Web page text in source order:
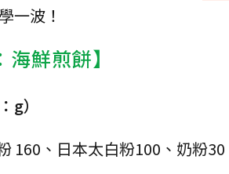
一波！
海鮮煎餅】
g）
160、日本太白粉100、奶粉